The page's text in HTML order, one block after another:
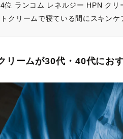
位 ランコム レネルジー HPN クリ
クリームで寝ている間にスキンケ
リームが30代・40代にお